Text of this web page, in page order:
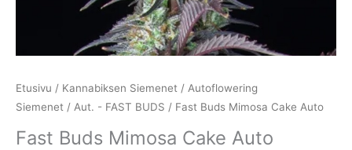
Etusivu / Kannabiksen Siemenet / Autoflowering
Siemenet / Aut. - FAST BUDS / Fast Buds Mimosa Cake Auto
Fast Buds Mimosa Cake Auto